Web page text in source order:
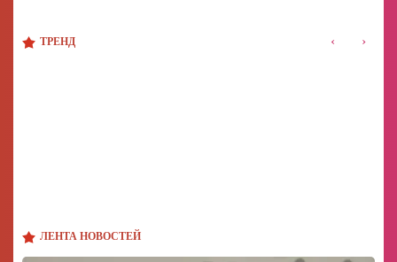
ЛЕНТА НОВОСТЕЙ
ТРЕНД ‹ ›